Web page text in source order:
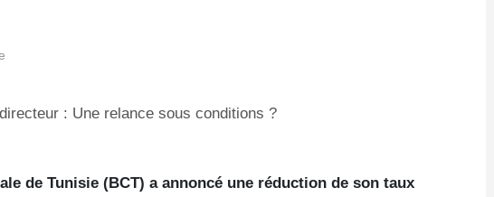
de Tunisie (BCT) a annoncé une réduction de son taux